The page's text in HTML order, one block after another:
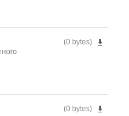
(0 bytes)
(0 bytes)